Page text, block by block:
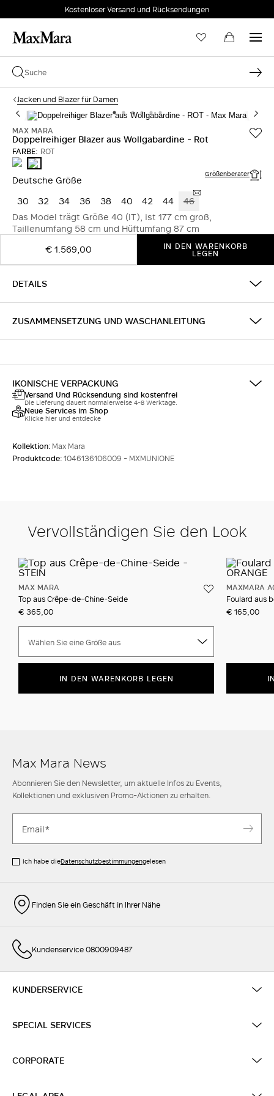
Kostenloser Versand und Rücksendungen
Jacken und Blazer für Damen
MAX MARA
Doppelreihiger Blazer aus Wollgabardine - Rot
FARBE: ROT
TABACK
ROT
Deutsche Größe Größenberater
30 32 34 36 38 40 42 44
46
Das Model trägt Größe 40 (IT), ist 177 cm groß,
Taillenumfang 58 cm und Hüftumfang 87 cm
€ 1.569,00
IN DEN WARENKORB
LEGEN
DETAILS
ZUSAMMENSETZUNG UND WASCHANLEITUNG
IKONISCHE VERPACKUNG
Versand Und Rücksendung sind kostenfrei
Die Lieferung dauert normalerweise 4-8 Werktage.
Neue Services im Shop
Klicke hier und entdecke
Kollektion: Max Mara
Produktcode:1046136106009 - MXMUNIONE
Vervollständigen Sie den Look
MAX MARA
Top aus Crêpe-de-Chine-Seide
€ 365,00
Wählen Sie eine Größe aus
IN DEN WARENKORB LEGEN
MAXMARA
Foulard aus
€ 165,00
Max Mara News
Abonnieren Sie den Newsletter, um aktuelle Infos zu Events,
Kollektionen und exklusiven Promo-Aktionen zu erhalten.
Ich habe dieDatenschutzbestimmungengelesen
Finden Sie ein Geschäft in Ihrer Nähe
Kundenservice 0800909487
KUNDERSERVICE
SPECIAL SERVICES
CORPORATE